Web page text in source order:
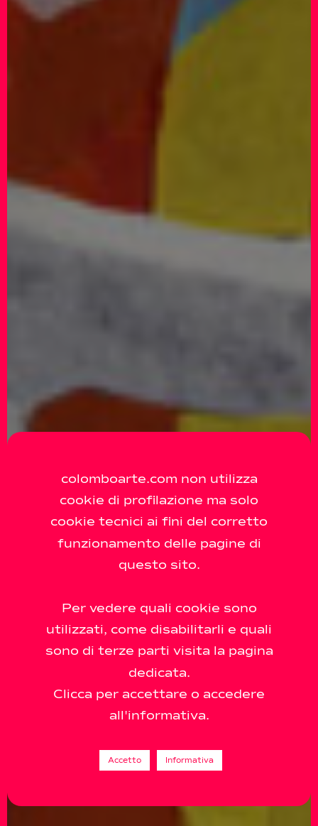
colomboarte.com non utilizza
cookie di profilazione ma solo
cookie tecnici ai fini del corretto
funzionamento delle pagine di
questo sito.
Per vedere quali cookie sono
utilizzati, come disabilitarli e quali
sono di terze parti visita la pagina
dedicata.
Clicca per accettare o accedere
all'informativa.
Accetto Informativa